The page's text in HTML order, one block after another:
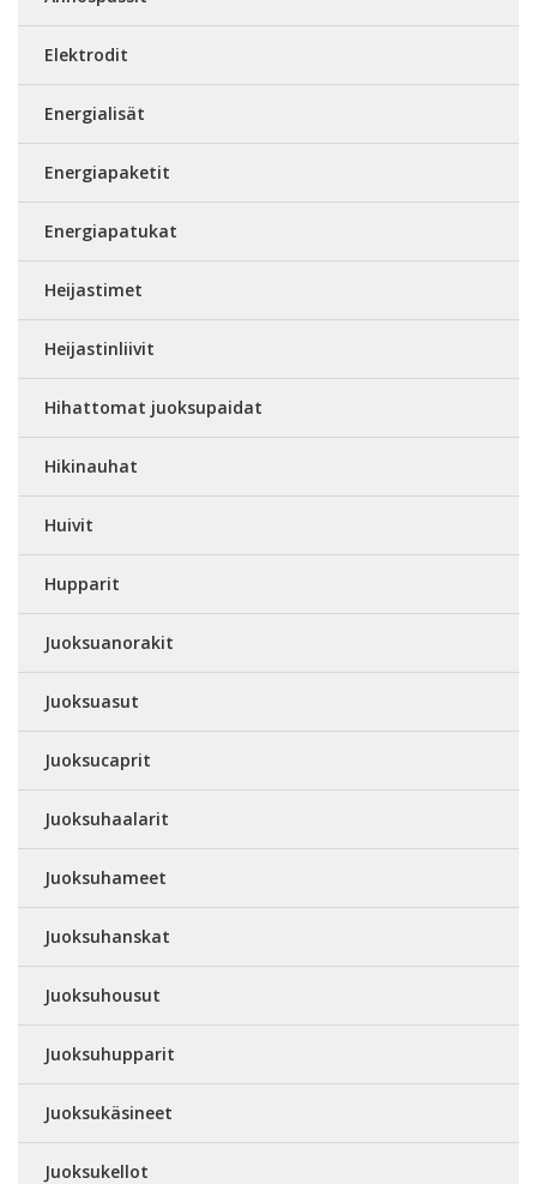
Elektrodit
Energialisät
Energiapaketit
Energiapatukat
Heijastimet
Heijastinliivit
Hihattomat juoksupaidat
Hikinauhat
Huivit
Hupparit
Juoksuanorakit
Juoksuasut
Juoksucaprit
Juoksuhaalarit
Juoksuhameet
Juoksuhanskat
Juoksuhousut
Juoksuhupparit
Juoksukäsineet
Juoksukellot